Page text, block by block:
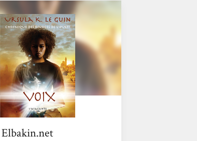
idées engagées du »Cycle de
La main gauche de la nuit. Mais à
quelque chose m’a retenue.
pas en rester là, je retente ma
sa trilogie Chronique des
l’Ouest,...